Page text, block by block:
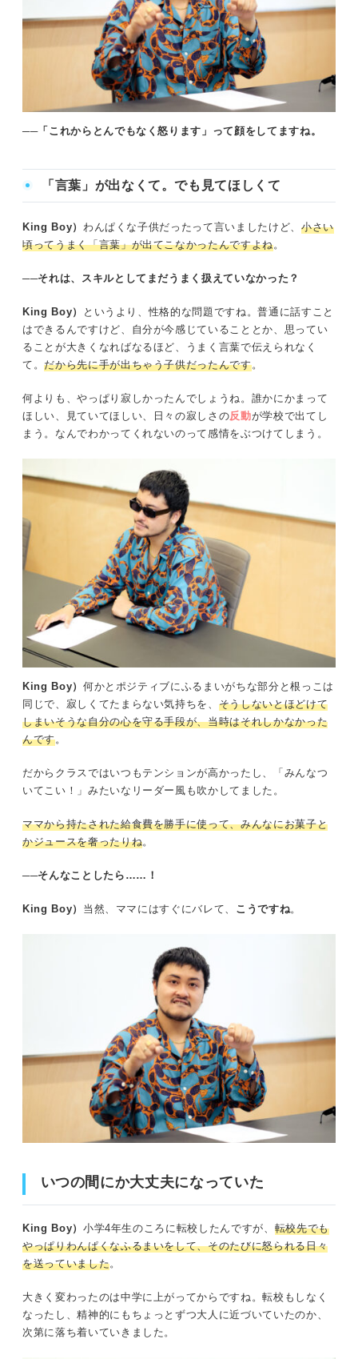
──「これからとんでもなく怒ります」って顔をしてますね。
「言葉」が出なくて。でも見てほしくて
King Boy） わんぱくな子供だったって言いましたけど、 小さい
頃ってうまく「言葉」が出てこなかったんですよね。
──それは、スキルとしてまだうまく扱えていなかった？
King Boy）
というより、性格的な問題ですね。普通に話すこと
はできるんですけど、自分が今感じていることとか、思ってい
ることが大きくなればなるほど、うまく言葉で伝えられなく
て。だから先に手が出ちゃう子供だったんです。
何よりも、やっぱり寂しかったんでしょうね。誰かにかまって
ほしい、見ていてほしい、日々の寂しさの反動が学校で出てし
まう。なんでわかってくれないのって感情をぶつけてしまう。
King Boy） 何かとポジティブにふるまいがちな部分と根っこは
同じで、寂しくてたまらない気持ちを、 そうしないとほどけて
しまいそうな自分の心を守る手段が、当時はそれしかなかった
んです。
だからクラスではいつもテンションが高かったし、「みんなつ
いてこい！」みたいなリーダー風も吹かしてました。
ママから持たされた給食費を勝手に使って、みんなにお菓子と
かジュースを奢ったりね。
──そんなことしたら……！
King Boy） 当然、ママにはすぐにバレて、 こうですね。
いつの間にか大丈夫になっていた
King Boy） 小学4年生のころに転校したんですが、 転校先でも
やっぱりわんぱくなふるまいをして、そのたびに怒られる日々
を送っていました。
大きく変わったのは中学に上がってからですね。転校もしなく
なったし、精神的にもちょっとずつ大人に近づいていたのか、
次第に落ち着いていきました。